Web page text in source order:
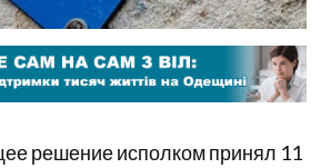
решение исполком принял 11